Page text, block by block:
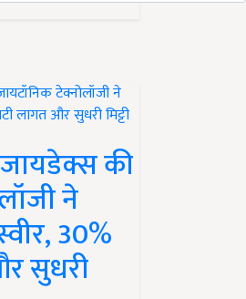
की
ने
30%
सुधरी